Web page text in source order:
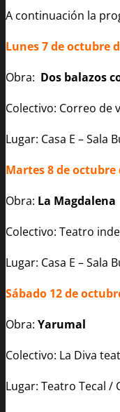
A continuación la
Lunes 7 de octubre
Obra: Dos balazos
Colectivo: Correo de
Lugar: Casa E – Sala
Martes 8 de octubre
Obra: La Magdalena
Colectivo: Teatro
Lugar: Casa E – Sala
Sábado 12 de
Obra: Yarumal
Colectivo: La Diva
Lugar: Teatro Tecal /